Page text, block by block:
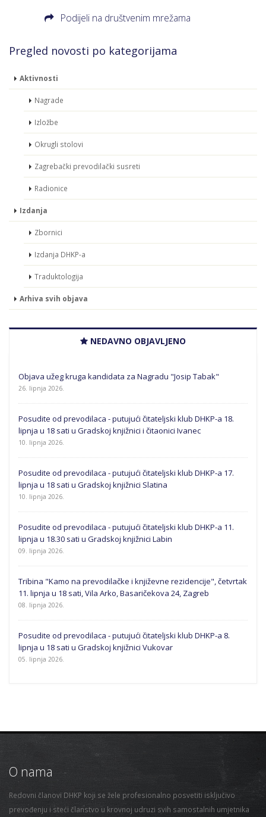
Podijeli na društvenim mrežama
Pregled novosti po kategorijama
Aktivnosti
Nagrade
Izložbe
Okrugli stolovi
Zagrebački prevodilački susreti
Radionice
Izdanja
Zbornici
Izdanja DHKP-a
Traduktologija
Arhiva svih objava
NEDAVNO OBJAVLJENO
Objava užeg kruga kandidata za Nagradu "Josip Tabak"
26. lipnja 2026.
Posudite od prevodilaca - putujući čitateljski klub DHKP-a 18.
lipnja u 18 sati u Gradskoj knjižnici i čitaonici Ivanec
10. lipnja 2026.
Posudite od prevodilaca - putujući čitateljski klub DHKP-a 17.
lipnja u 18 sati u Gradskoj knjižnici Slatina
10. lipnja 2026.
Posudite od prevodilaca - putujući čitateljski klub DHKP-a 11.
lipnja u 18.30 sati u Gradskoj knjižnici Labin
09. lipnja 2026.
Tribina "Kamo na prevodilačke i književne rezidencije", četvrtak
11. lipnja u 18 sati, Vila Arko, Basaričekova 24, Zagreb
08. lipnja 2026.
Posudite od prevodilaca - putujući čitateljski klub DHKP-a 8.
lipnja u 18 sati u Gradskoj knjižnici Vukovar
05. lipnja 2026.
O nama
Redovni članovi DHKP koji se žele profesionalno posvetiti isključivo
prevođenju i steći članstvo u krovnoj udruzi svih samostalnih umjetnika